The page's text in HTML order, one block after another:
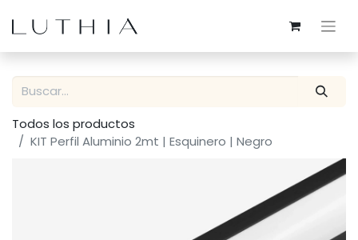
Todos los productos
KIT Perfil Aluminio 2mt | Esquinero | Negro